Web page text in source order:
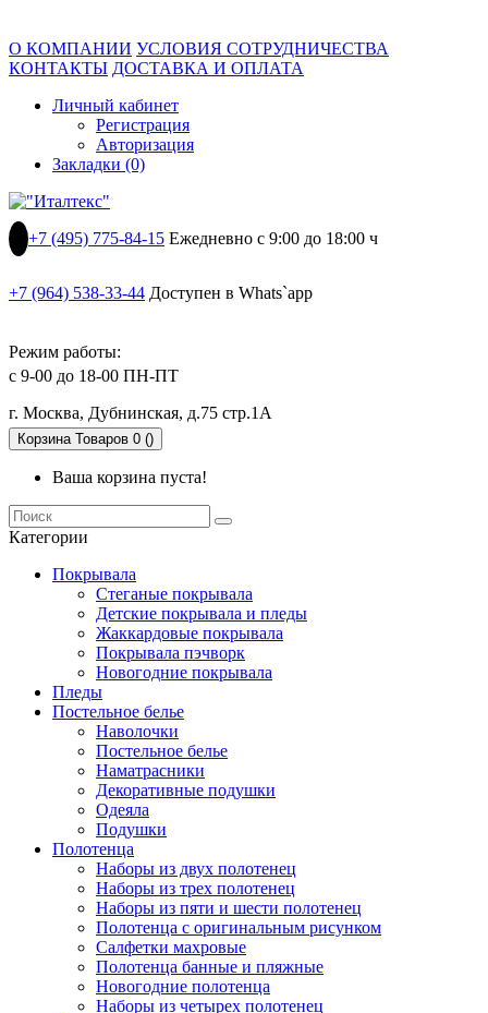
О КОМПАНИИ УСЛОВИЯ СОТРУДНИЧЕСТВА
КОНТАКТЫ ДОСТАВКА И ОПЛАТА
Личный кабинет
Регистрация
Авторизация
Закладки (0)
+7 (495) 775-84-15 Ежедневно с 9:00 до 18:00 ч
+7 (964) 538-33-44 Доступен в Whats`app
Режим работы:
с 9-00 до 18-00 ПН-ПТ
г. Москва, Дубнинская, д.75 стр.1А
Корзина Товаров 0 ()
Ваша корзина пуста!
Категории
Покрывала
Стеганые покрывала
Детские покрывала и пледы
Жаккардовые покрывала
Покрывала пэчворк
Новогодние покрывала
Пледы
Постельное белье
Наволочки
Постельное белье
Наматрасники
Декоративные подушки
Одеяла
Подушки
Полотенца
Наборы из двух полотенец
Наборы из трех полотенец
Наборы из пяти и шести полотенец
Полотенца с оригинальным рисунком
Салфетки махровые
Полотенца банные и пляжные
Новогодние полотенца
Наборы из четырех полотенец